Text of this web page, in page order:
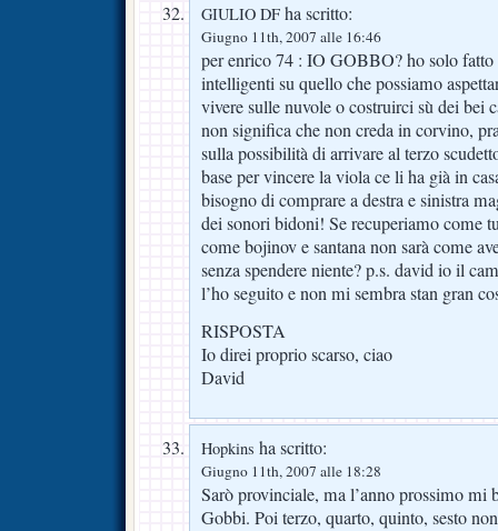
GIULIO DF ha scritto:
Giugno 11th, 2007 alle 16:46
per enrico 74 : IO GOBBO? ho solo
intelligenti su quello che possiamo
vivere sulle nuvole o costruirci sù dei bei
non significa che non creda in corvino,
sulla possibilità di arrivare al terzo
base per vincere la viola ce li ha già in
bisogno di comprare a destra e sinistra
dei sonori bidoni! Se recuperiamo come
come bojinov e santana non sarà come
senza spendere niente? p.s. david io il
l’ho seguito e non mi sembra stan gran
RISPOSTA
Io direi proprio scarso, ciao
David
Hopkins ha scritto:
Giugno 11th, 2007 alle 18:28
Sarò provinciale, ma l’anno prossimo mi
Gobbi. Poi terzo, quarto, quinto, sesto